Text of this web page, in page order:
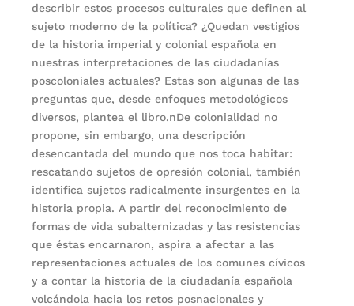
describir estos procesos culturales que definen al
sujeto moderno de la política? ¿Quedan vestigios
de la historia imperial y colonial española en
nuestras interpretaciones de las ciudadanías
poscolonia­les actuales? Estas son algunas de las
preguntas que, desde enfoques metodológicos
diversos, plantea el libro.nDe colonialidad no
propone, sin embargo, una descripción
desencan­tada del mundo que nos toca habitar:
rescatando sujetos de opresión colonial, también
identifica sujetos radicalmente insurgentes en la
historia propia. A partir del reconocimiento de
formas de vida sub­alternizadas y las resistencias
que éstas encarnaron, aspira a afectar a las
representaciones actuales de los comunes cívicos
y a contar la historia de la ciudadanía española
volcándola hacia los retos posna­cionales y